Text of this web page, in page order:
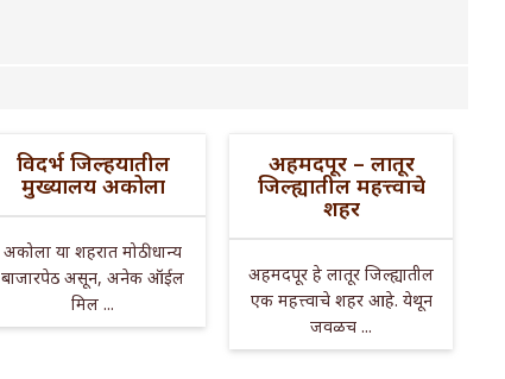
विदर्भ जिल्हयातील
मुख्यालय अकोला
अकोला या शहरात मोठी धान्य
बाजारपेठ असून, अनेक ऑईल
मिल ...
अहमदपूर – लातूर
जिल्ह्यातील महत्त्वाचे
शहर
अहमदपूर हे लातूर जिल्ह्यातील
एक महत्त्वाचे शहर आहे. येथून
जवळच ...